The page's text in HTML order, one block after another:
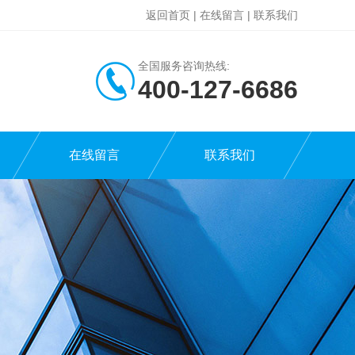
返回首页 | 在线留言 | 联系我们
全国服务咨询热线:
400-127-6686
在线留言 联系我们